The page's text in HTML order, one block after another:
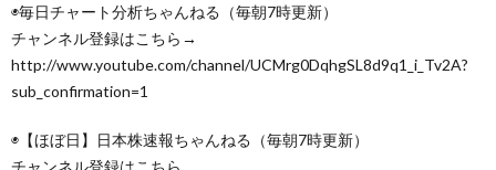
◉毎日チャート分析ちゃんねる（毎朝7時更新）
チャンネル登録はこちら→
http://www.youtube.com/channel/UCMrg0DqhgSL8d9q1_i_Tv2A?
sub_confirmation=1
◉【ほぼ日】日本株速報ちゃんねる（毎朝7時更新）
チャンネル登録はこちら